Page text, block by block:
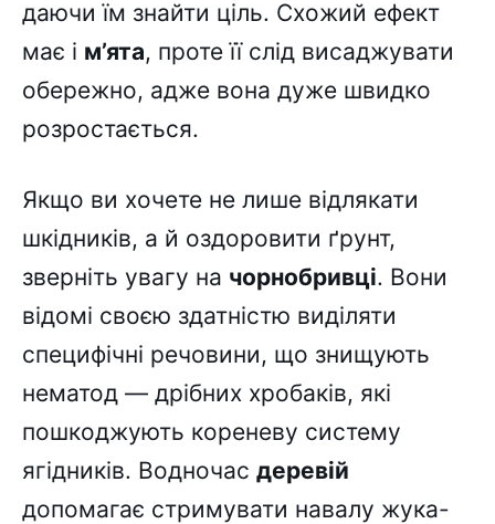
даючи їм знайти ціль. Схожий ефект
має і м’ята, проте її слід висаджувати
обережно, адже вона дуже швидко
розростається.
Якщо ви хочете не лише відлякати
шкідників, а й оздоровити ґрунт,
зверніть увагу на чорнобривці. Вони
відомі своєю здатністю виділяти
специфічні речовини, що знищують
нематод — дрібних хробаків, які
пошкоджують кореневу систему
ягідників. Водночас деревій
допомагає стримувати навалу жука-